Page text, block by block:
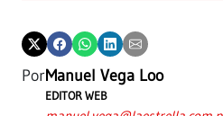
PorManuel Vega Loo
EDITOR WEB